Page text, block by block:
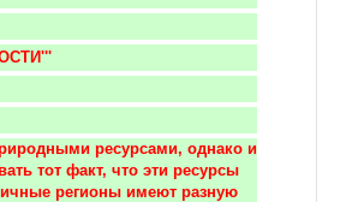
ресурсами, однако и
тот факт, что эти ресурсы
регионы имеют разную